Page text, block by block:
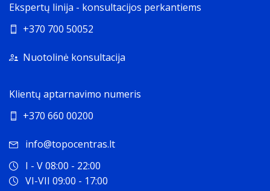
Ekspertų linija - konsultacijos perkantiems
+370 700 50052
Nuotolinė konsultacija
Klientų aptarnavimo numeris
+370 660 00200
info@topocentras.lt
I - V 08:00 - 22:00
VI-VII 09:00 - 17:00